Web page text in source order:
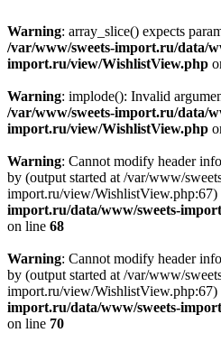
Warning: array_slice() expects
/var/www/sweets-import.ru/data/
import.ru/view/WishlistView.php
Warning: implode(): Invalid
/var/www/sweets-import.ru/data/
import.ru/view/WishlistView.php
Warning: Cannot modify header
by (output started at /var/www/
import.ru/view/WishlistView.php:67)
import.ru/data/www/sweets-
on line 68
Warning: Cannot modify header
by (output started at /var/www/
import.ru/view/WishlistView.php:67)
import.ru/data/www/sweets-
on line 70